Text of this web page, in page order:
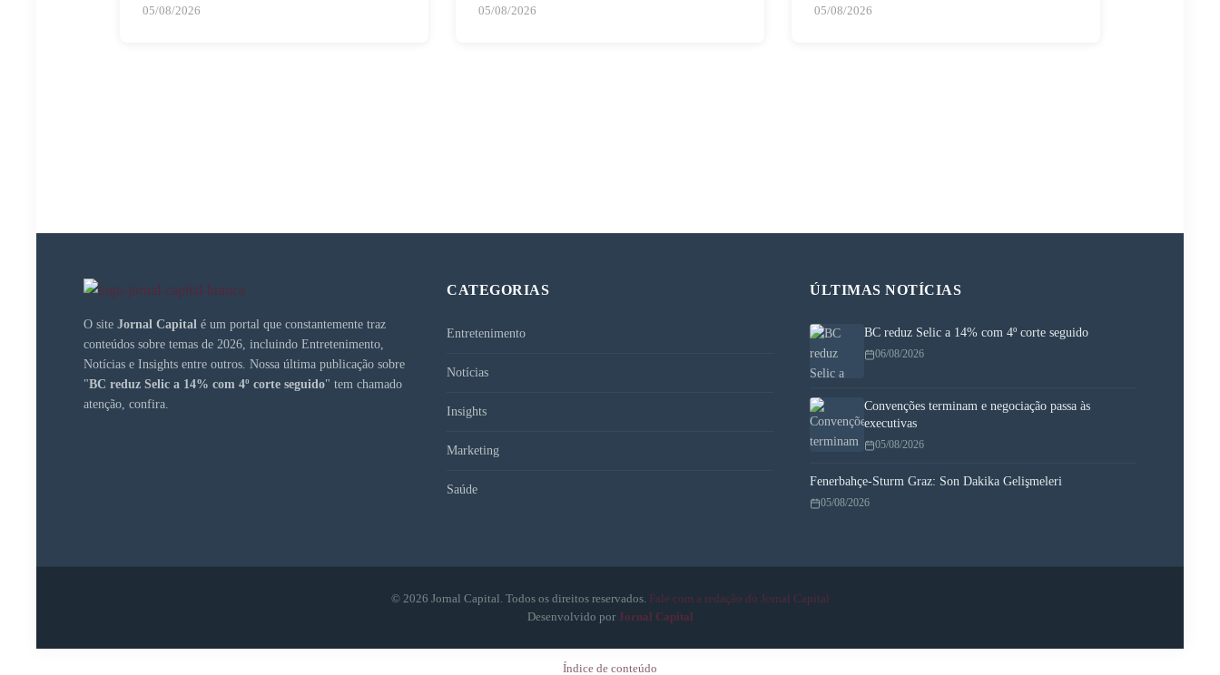
05/08/2026 05/08/2026 05/08/2026
O site Jornal Capital é um portal que constantemente traz
conteúdos sobre temas de 2026, incluindo Entretenimento,
Notícias e Insights entre outros. Nossa última publicação sobre
"BC reduz Selic a 14% com 4º corte seguido" tem chamado
atenção, confira.
CATEGORIAS
Entretenimento
Notícias
Insights
Marketing
Saúde
ÚLTIMAS NOTÍCIAS
BC reduz Selic a 14% com 4º corte seguido
06/08/2026
Convenções terminam e negociação passa às
executivas
05/08/2026
Fenerbahçe-Sturm Graz: Son Dakika Gelişmeleri
05/08/2026
© 2026 Jornal Capital. Todos os direitos reservados. Fale com a redação do Jornal Capital
Desenvolvido por Jornal Capital
Índice de conteúdo